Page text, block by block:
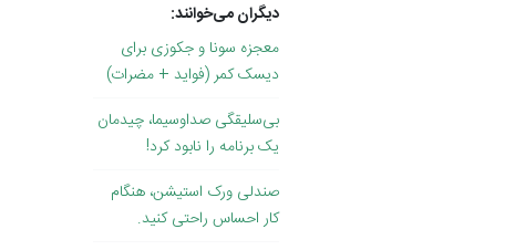
دیگران می‌خوانند:
معجزه سونا و جکوزی برای
دیسک کمر (فواید + مضرات)
بی‌سلیقگی صداوسیما، چیدمان
یک برنامه را نابود کرد!
صندلی ورک استیشن، هنگام
کار احساس راحتی کنید.